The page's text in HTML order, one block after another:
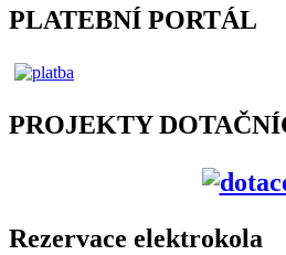
PLATEBNÍ PORTÁL
PROJEKTY
Rezervace elektrokola